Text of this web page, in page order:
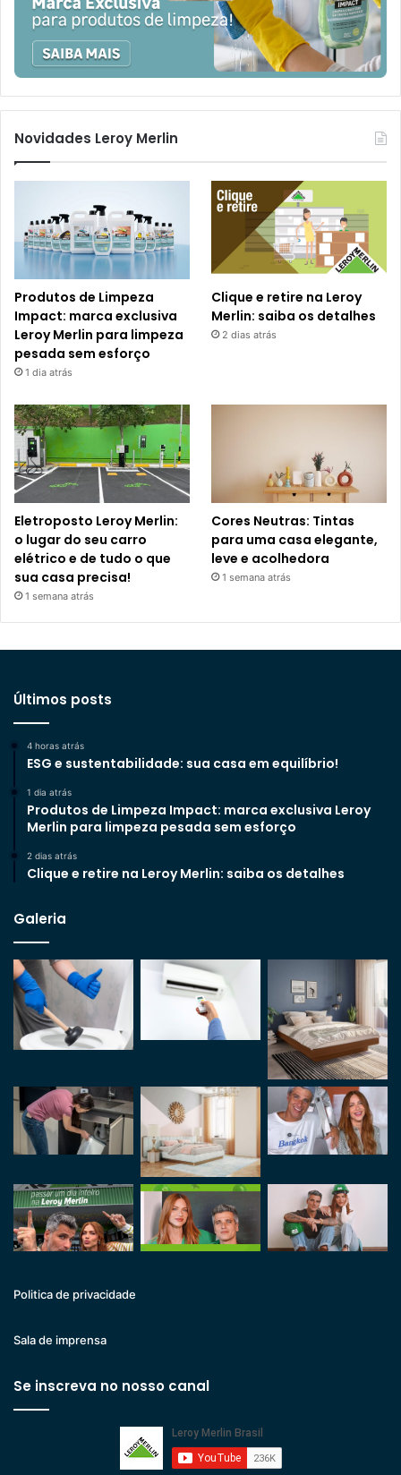
Novidades Leroy Merlin
Produtos de Limpeza
Impact: marca exclusiva
Leroy Merlin para limpeza
pesada sem esforço
1 dia atrás
Clique e retire na Leroy
Merlin: saiba os detalhes
2 dias atrás
Eletroposto Leroy Merlin:
o lugar do seu carro
elétrico e de tudo o que
sua casa precisa!
1 semana atrás
Cores Neutras: Tintas
para uma casa elegante,
leve e acolhedora
1 semana atrás
Últimos posts
4 horas atrás
ESG e sustentabilidade: sua casa em equilíbrio!
1 dia atrás
Produtos de Limpeza Impact: marca exclusiva Leroy
Merlin para limpeza pesada sem esforço
2 dias atrás
Clique e retire na Leroy Merlin: saiba os detalhes
Galeria
Politica de privacidade
Sala de imprensa
Se inscreva no nosso canal